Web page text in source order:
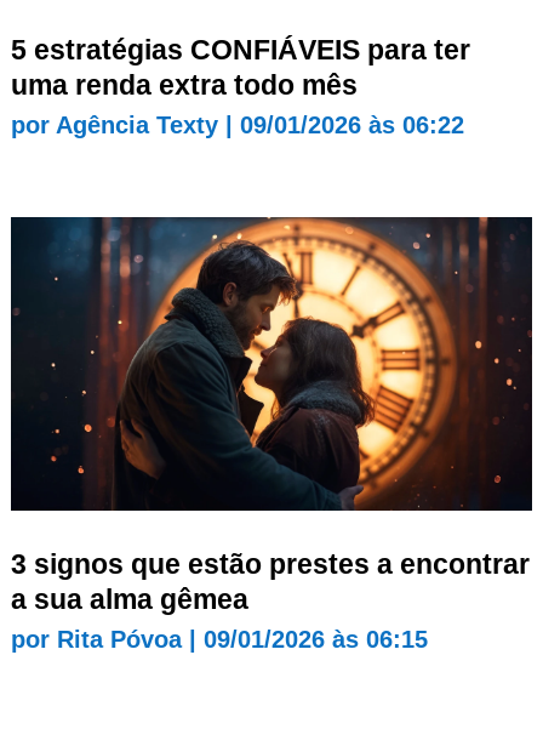
5 estratégias CONFIÁVEIS para ter
uma renda extra todo mês
por Agência Texty| 09/01/2026 às 06:22
3 signos que estão prestes a encontrar
a sua alma gêmea
por Rita Póvoa| 09/01/2026 às 06:15